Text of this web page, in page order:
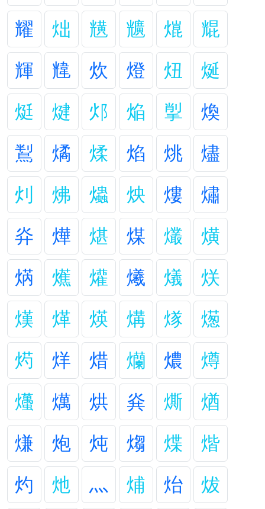
耀
炪 黋 兤 熴
尡
輝
韑 炊 燈 炄
烻
烶
煡 邩 焔 揱
煥
鵥
燏 煣 焰 烑
燼
灲
炥 爞 炴 熡
熽
灷
燁 煁 煤 爜
熿
焫
爑 爟 爔 燨
烪
熯
煂 煐 煹 煫
燪
烵
烊 焟 爤 燶
燇
爡
燤 烘 烡 燍
煪
熑
炮 炖 煼 煠
煯
灼
灺 灬 烳 炲
炦